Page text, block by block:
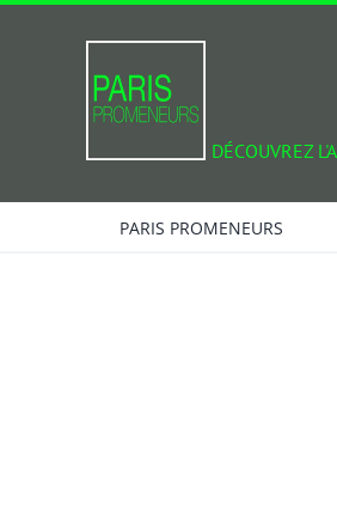
DÉCOUVREZ
PARIS PROMENEURS